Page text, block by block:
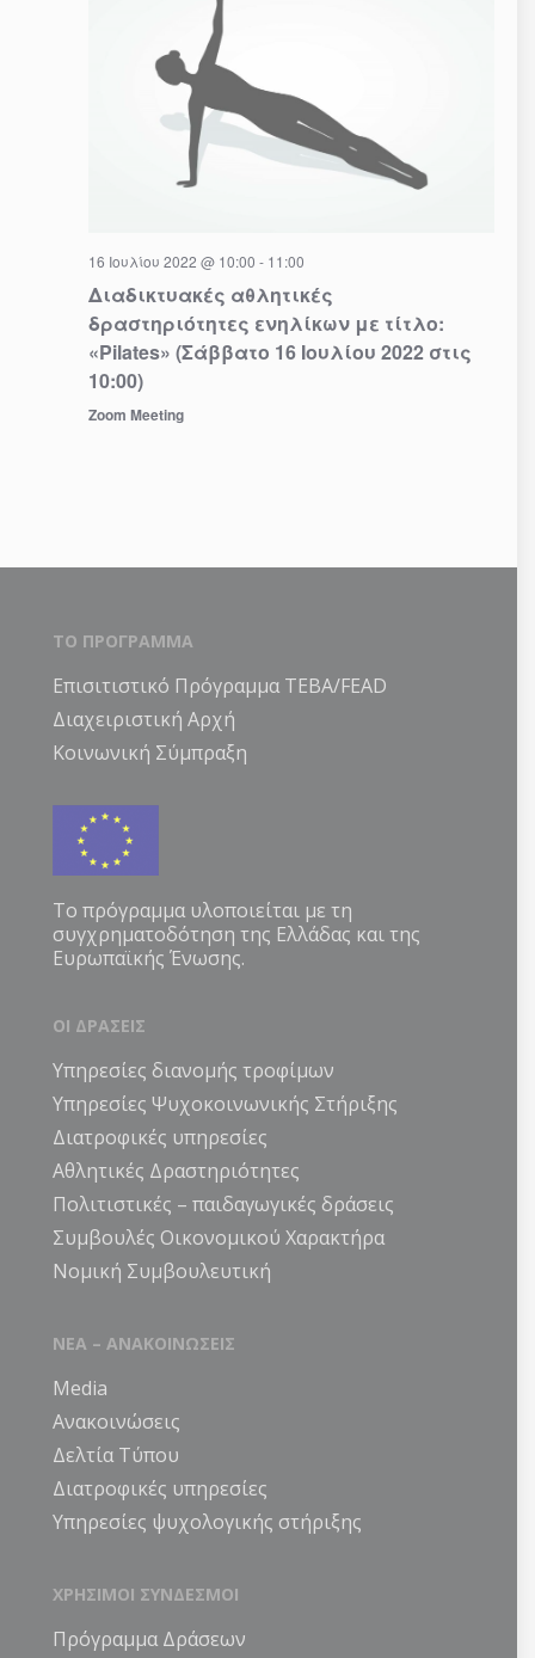
16 Ιουλίου 2022 @ 10:00 - 11:00
Διαδικτυακές αθλητικές
δραστηριότητες ενηλίκων με τίτλο:
«Pilates» (Σάββατο 16 Ιουλίου 2022 στις
10:00)
Zoom Meeting
ΤΟ ΠΡΟΓΡΑΜΜΑ
Επισιτιστικό Πρόγραμμα ΤΕΒΑ/FEAD
Διαχειριστική Αρχή
Κοινωνική Σύμπραξη
Το πρόγραμμα υλοποιείται με τη
συγχρηματοδότηση της Ελλάδας και της
Ευρωπαϊκής Ένωσης.
ΟΙ ΔΡΑΣΕΙΣ
Υπηρεσίες διανομής τροφίμων
Υπηρεσίες Ψυχοκοινωνικής Στήριξης
Διατροφικές υπηρεσίες
Αθλητικές Δραστηριότητες
Πολιτιστικές – παιδαγωγικές δράσεις
Συμβουλές Οικονομικού Χαρακτήρα
Νομική Συμβουλευτική
ΝΕΑ – ΑΝΑΚΟΙΝΩΣΕΙΣ
Media
Ανακοινώσεις
Δελτία Τύπου
Διατροφικές υπηρεσίες
Υπηρεσίες ψυχολογικής στήριξης
ΧΡΗΣΙΜΟΙ ΣΥΝΔΕΣΜΟΙ
Πρόγραμμα Δράσεων